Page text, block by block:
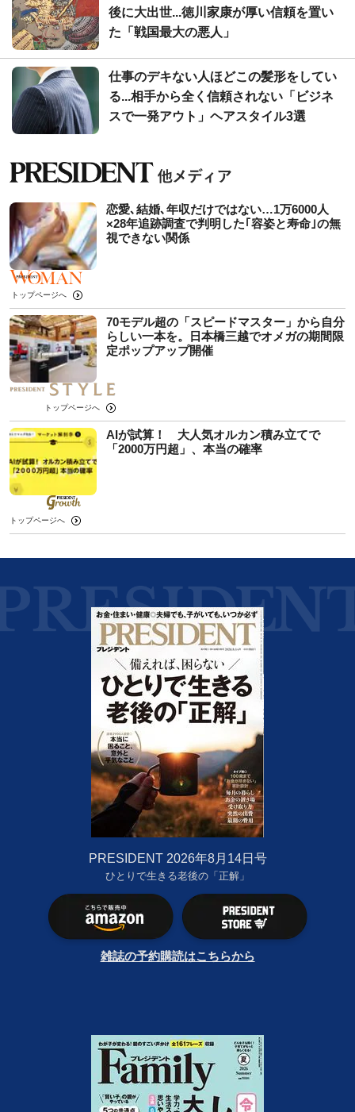
後に大出世...徳川家康が厚い信頼を置い
た「戦国最大の悪人」
仕事のデキない人ほどこの髪形をしてい
る...相手から全く信頼されない「ビジネ
スで一発アウト」ヘアスタイル3選
恋愛､結婚､年収だけではない…1万6000人
×28年追跡調査で判明した｢容姿と寿命｣の無
視できない関係
トップページへ
70モデル超の「スピードマスター」から自分
らしい一本を。日本橋三越でオメガの期間限
定ポップアップ開催
トップページへ
AIが試算！ 大人気オルカン積み立てで
「2000万円超」、本当の確率
トップページへ
PRESIDENT 2026年8月14日号
ひとりで生きる老後の「正解」
雑誌の予約購読はこちらから